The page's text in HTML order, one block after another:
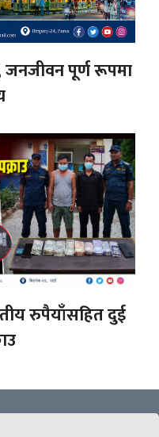
जनजीवन पूर्ण रूपमा
रुपैयाँसहित दुई